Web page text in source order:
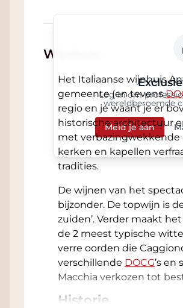
met volop
Spectator. Advies nodig
krijgt u advies waar u op
aantal suggesties voor
Log in om
wereldberoemde
Meld je aan
Wijnhuis
Het Italiaanse wijnhuis
gemeente (en tevens
regio en je waant je er
historische architectuur
met
kerken en kapellen
tradities.
De wijnen van het
bijzonder. De topwijn is
zuiden’. Verder maakt
de 2 meest typische
verre oorden die
verschillende DOCG’s
Macchia verkozen tot
Historie